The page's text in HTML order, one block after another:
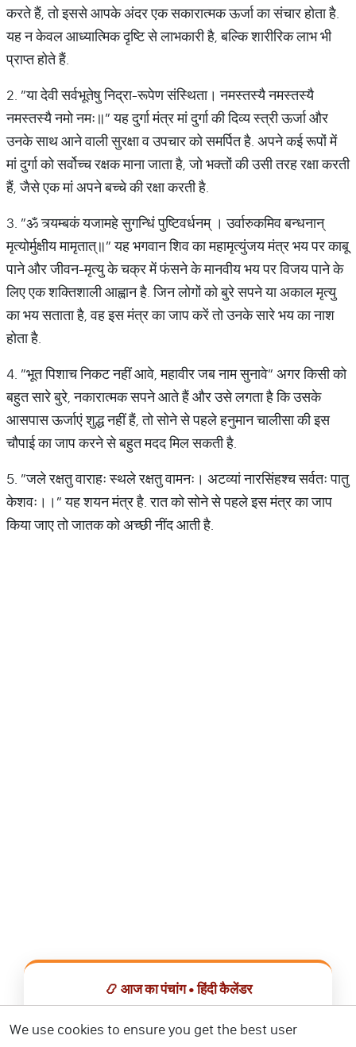
करते हैं, तो इससे आपके अंदर एक सकारात्मक ऊर्जा का संचार होता है.
यह न केवल आध्यात्मिक दृष्टि से लाभकारी है, बल्कि शारीरिक लाभ भी
प्राप्त होते हैं.
2. ”या देवी सर्वभूतेषु निद्रा-रूपेण संस्थिता। नमस्तस्यै नमस्तस्यै
नमस्तस्यै नमो नमः॥” यह दुर्गा मंत्र मां दुर्गा की दिव्य स्त्री ऊर्जा और
उनके साथ आने वाली सुरक्षा व उपचार को समर्पित है. अपने कई रूपों में
मां दुर्गा को सर्वोच्च रक्षक माना जाता है, जो भक्तों की उसी तरह रक्षा करती
हैं, जैसे एक मां अपने बच्चे की रक्षा करती है.
3. ”ॐ त्र्यम्बकं यजामहे सुगन्धिं पुष्टिवर्धनम् । उर्वारुकमिव बन्धनान्
मृत्योर्मुक्षीय मामृतात्॥” यह भगवान शिव का महामृत्युंजय मंत्र भय पर काबू
पाने और जीवन-मृत्यु के चक्र में फंसने के मानवीय भय पर विजय पाने के
लिए एक शक्तिशाली आह्वान है. जिन लोगों को बुरे सपने या अकाल मृत्यु
का भय सताता है, वह इस मंत्र का जाप करें तो उनके सारे भय का नाश
होता है.
4. ”भूत पिशाच निकट नहीं आवे, महावीर जब नाम सुनावे” अगर किसी को
बहुत सारे बुरे, नकारात्मक सपने आते हैं और उसे लगता है कि उसके
आसपास ऊर्जाएं शुद्ध नहीं हैं, तो सोने से पहले हनुमान चालीसा की इस
चौपाई का जाप करने से बहुत मदद मिल सकती है.
5. ”जले रक्षतु वाराहः स्थले रक्षतु वामनः। अटव्यां नारसिंहश्च सर्वतः पातु
केशवः।।” यह शयन मंत्र है. रात को सोने से पहले इस मंत्र का जाप
किया जाए तो जातक को अच्छी नींद आती है.
📿 आज का पंचांग • हिंदी कैलेंडर
We use cookies to ensure you get the best user